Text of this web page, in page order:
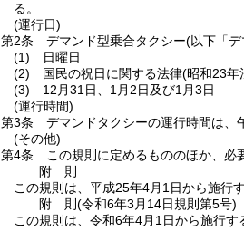
る。
(運行日)
第2条
デマンド型乗合タクシー(以下「
(1)
日曜日
(2)
国民の祝日に関する法律(昭和23年
(3)
12月31日、1月2日及び1月3日
(運行時間)
第3条
デマンドタクシーの運行時間は、
(その他)
第4条
この規則に定めるもののほか、必
附 則
この規則は、平成25年4月1日から施行す
附 則(令和6年3月14日規則第5号)
この規則は、令和6年4月1日から施行す